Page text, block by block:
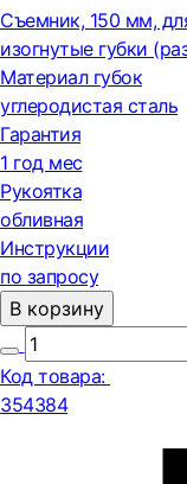
Съемник, 150 мм,
изогнутые губки
Материал губок
углеродистая сталь
Гарантия
1 год мес
Рукоятка
обливная
Инструкции
по запросу
В корзину
Код товара:
354384